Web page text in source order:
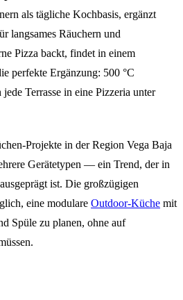
als tägliche Kochbasis, ergänzt
langsames Räuchern und
Pizza backt, findet in einem
perfekte Ergänzung: 500 °C
Terrasse in eine Pizzeria unter
Projekte in der Region Vega Baja
Gerätetypen — ein Trend, der in
ist. Die großzügigen
eine modulare Outdoor-Küche mit
Spüle zu planen, ohne auf